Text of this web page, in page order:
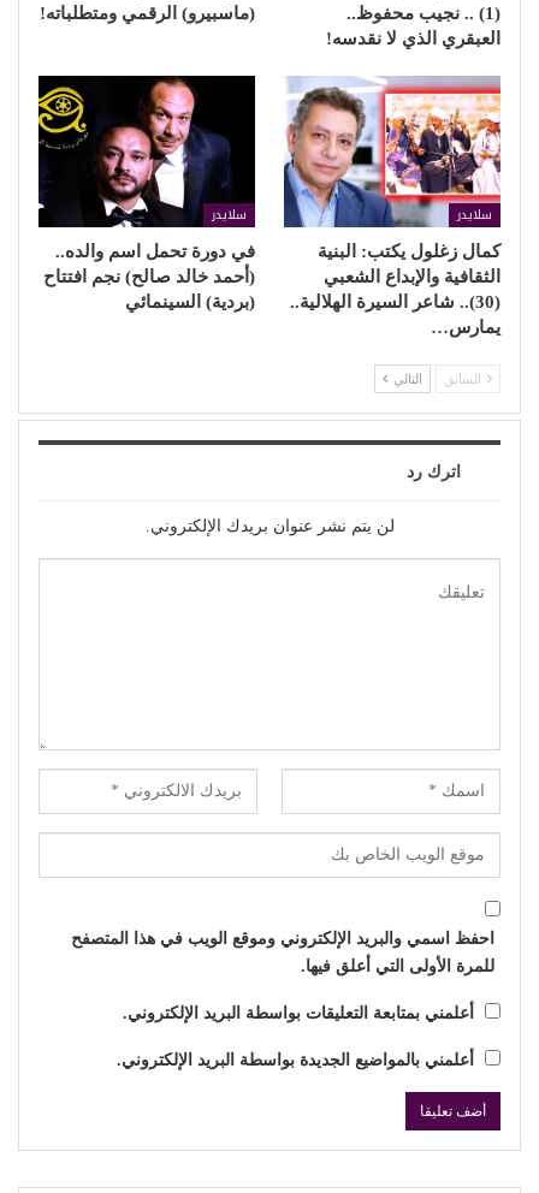
(1) .. نجيب محفوظ..
العبقري الذي لا نقدسه!
(ماسبيرو) الرقمي ومتطلباته!
سلايدر
كمال زغلول يكتب: البنية
الثقافية والإبداع الشعبي
(30).. شاعر السيرة الهلالية..
يمارس…
سلايدر
في دورة تحمل اسم والده..
(أحمد خالد صالح) نجم افتتاح
(بردية) السينمائي
السابق التالي
اترك رد
لن يتم نشر عنوان بريدك الإلكتروني.
احفظ اسمي والبريد الإلكتروني وموقع الويب في هذا المتصفح
للمرة الأولى التي أعلق فيها.
أعلمني بمتابعة التعليقات بواسطة البريد الإلكتروني.
أعلمني بالمواضيع الجديدة بواسطة البريد الإلكتروني.